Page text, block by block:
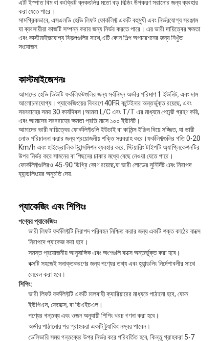
এটি ইস্পাত বিম বা কংক্রিট ব্লকগুলির মতো বড় বিল্ডিং উপকরণ সরানোর জন্য ব্যবহার
করা যেতে পারে।
সামগ্রিকভাবে, এসএলডি হেভি লিফট ফোর্কলিফ্ট একটি বহুমুখী এবং নির্ভরযোগ্য সরঞ্জাম
যা ব্যবসায়ীরা কাজটি সম্পন্ন করার জন্য নির্ভর করতে পারে। এর ভারী দায়িত্বের ক্ষমতা
এবং কাস্টমাইজযোগ্য বিকল্পগুলির সাথে,এটি কোন শিল্প অপারেশনের জন্য নিখুঁত
সংযোজন.
কাস্টমাইজেশনঃ
আমাদের হেভি ডিউটি ফর্কলিফটগুলির জন্য সর্বনিম্ন অর্ডার পরিমাণ 1 ইউনিট, এবং দাম
আলোচনাযোগ্য। প্যাকেজিংয়ের বিবরণে 40FR কন্টেইনার অন্তর্ভুক্ত রয়েছে, এবং
সরবরাহের সময় 30 কার্যদিবস।আমরা L/C এবং T/T এর মাধ্যমে পেমেন্ট গ্রহণ করি,
এবং আমাদের সরবরাহের ক্ষমতা প্রতি মাসে ১০০ ইউনিট।
আমাদের ভারী দায়িত্বের ফোর্কলিফ্টগুলি ইউচাই বা কামিন্স ইঞ্জিন দিয়ে সজ্জিত, যা ভারী
লোড পরিচালনা করার জন্য প্রয়োজনীয় শক্তি সরবরাহ করে।ফর্কলিফ্টগুলির গতি 0-20
Km/h এবং হাইড্রোলিক ট্রান্সমিশন ব্যবহার করে. স্টিয়ারিং টাইপটি অ্যাপ্লিকেশনটির
উপর নির্ভর করে সামনের বা পিছনের চাকার মধ্যে বেছে নেওয়া যেতে পারে।
ফোর্কলিফ্টগুলিরও 45-90 ডিগ্রি কোণ রয়েছে,যা ভারী লোডের সুনির্দিষ্ট এবং নিরাপদ
হ্যান্ডলিংয়ের অনুমতি দেয়.
প্যাকেজিং এবং শিপিংঃ
পণ্যের প্যাকেজিংঃ
ভারী লিফট ফর্কলিফ্টটি নিরাপদ পরিবহন নিশ্চিত করার জন্য একটি শক্ত কাঠের বাক্সে
নিরাপদে প্যাকেজ করা হবে।
সমস্ত প্রয়োজনীয় আনুষাঙ্গিক এবং অংশগুলি বাক্সে অন্তর্ভুক্ত করা হবে।
বক্সটি সহজেই সনাক্তকরণের জন্য পণ্যের তথ্য এবং হ্যান্ডলিং নির্দেশাবলীর সাথে
লেবেল করা হবে।
শিপিং:
ভারী লিফট ফর্কলিফ্টটি একটি মালবাহী ক্যারিয়ারের মাধ্যমে পাঠানো হবে, যেমন
ইউপিএস, ফেডেক্স, বা ডিএইচএল।
পণ্যের গন্তব্য এবং ওজন অনুযায়ী শিপিং খরচ গণনা করা হবে।
অর্ডার পাঠানোর পর গ্রাহকরা একটি ট্র্যাকিং নম্বর পাবেন।
ডেলিভারি সময় গন্তব্যের উপর নির্ভর করে পরিবর্তিত হবে, কিন্তু গ্রাহকরা 5-7